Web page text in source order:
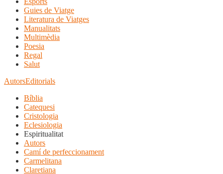
Guies de Viatge
Literatura de Viatges
Manualitats
Multimèdia
Poesia
Regal
Salut
AutorsEditorials
Bíblia
Catequesi
Cristologia
Eclesiologia
Espiritualitat
Autors
Camí de perfeccionament
Carmelitana
Claretiana